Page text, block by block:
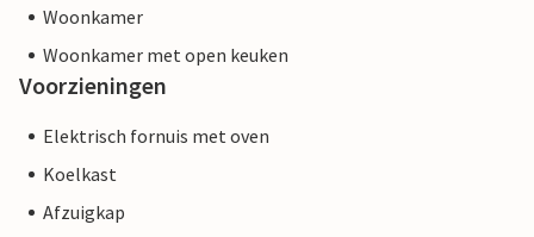
Woonkamer
Woonkamer met open keuken
Voorzieningen
Elektrisch fornuis met oven
Koelkast
Afzuigkap